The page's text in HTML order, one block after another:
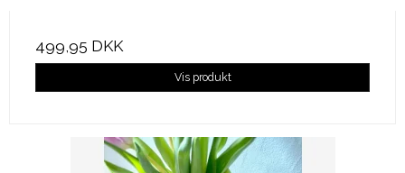
499,95 DKK
Vis produkt